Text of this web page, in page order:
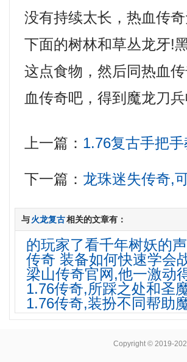
没有持续太长，热血传
下面的树林和草丛龙牙!
这点食物，然后同热血
血传奇吧，得到魔龙刀
上一篇： 1.76复古手把
下一篇： 龙珠迷失传奇,
与火龙复古相关的文章有：
的玩家了看千年树妖的
传奇 装备如何快速学会
梁山传奇官网,他一激动
1.76传奇,所踩之处和圣
1.76传奇,装扮不同帮助
Copyright © 2019-